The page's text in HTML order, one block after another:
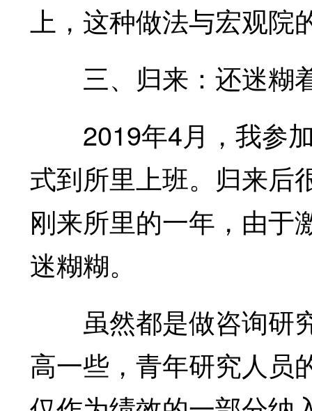
上，这种做法与宏观院
三、归来：还迷糊
2019年4月，我参加
式到所里上班。归来后
刚来所里的一年，由于
迷糊糊。
虽然都是做咨询研究
高一些，青年研究人员